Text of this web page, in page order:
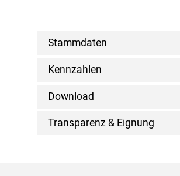
Stammdaten
Kennzahlen
Download
Transparenz & Eignung